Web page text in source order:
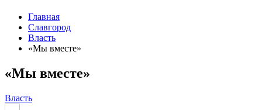
Главная
Славгород
Власть
«Мы вместе»
«Мы вместе»
Власть